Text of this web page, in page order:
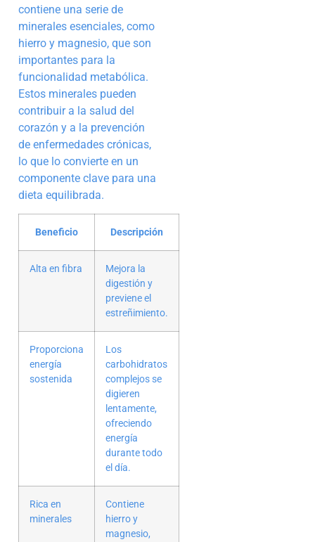
contiene una serie de
minerales esenciales, como
hierro y magnesio, que son
importantes para la
funcionalidad metabólica.
Estos minerales pueden
contribuir a la salud del
corazón y a la prevención
de enfermedades crónicas,
lo que lo convierte en un
componente clave para una
dieta equilibrada.
Beneficio Descripción
Alta en fibra
Mejora la
digestión y
previene el
estreñimiento.
Proporciona
energía
sostenida
Los
carbohidratos
complejos se
digieren
lentamente,
ofreciendo
energía
durante todo
el día.
Rica en
minerales
Contiene
hierro y
magnesio,